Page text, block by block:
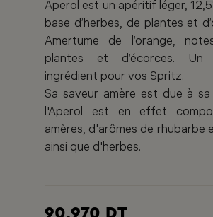
Aperol est un apéritif léger,
base d’herbes, de plantes et
Amertume de l’orange,
plantes et d’écorces. Un
ingrédient pour vos Spritz.
Sa saveur amère est due à
l'Aperol est en effet
amères, d'arômes de rhubarbe
ainsi que d'herbes.
90,970 DT